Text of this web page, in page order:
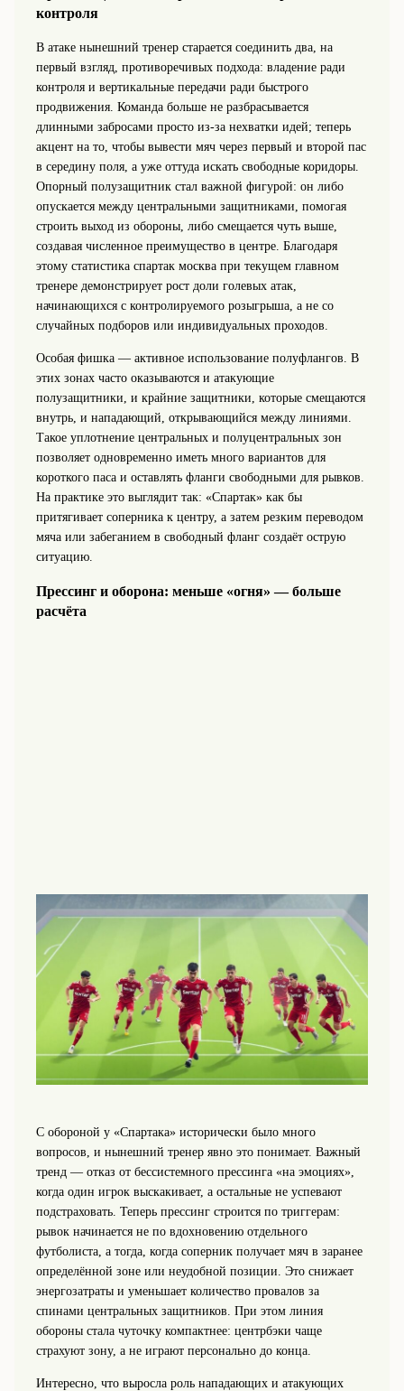
контроля
В атаке нынешний тренер старается соединить два, на
первый взгляд, противоречивых подхода: владение ради
контроля и вертикальные передачи ради быстрого
продвижения. Команда больше не разбрасывается
длинными забросами просто из‑за нехватки идей; теперь
акцент на то, чтобы вывести мяч через первый и второй пас
в середину поля, а уже оттуда искать свободные коридоры.
Опорный полузащитник стал важной фигурой: он либо
опускается между центральными защитниками, помогая
строить выход из обороны, либо смещается чуть выше,
создавая численное преимущество в центре. Благодаря
этому статистика спартак москва при текущем главном
тренере демонстрирует рост доли голевых атак,
начинающихся с контролируемого розыгрыша, а не со
случайных подборов или индивидуальных проходов.
Особая фишка — активное использование полуфлангов. В
этих зонах часто оказываются и атакующие
полузащитники, и крайние защитники, которые смещаются
внутрь, и нападающий, открывающийся между линиями.
Такое уплотнение центральных и полуцентральных зон
позволяет одновременно иметь много вариантов для
короткого паса и оставлять фланги свободными для рывков.
На практике это выглядит так: «Спартак» как бы
притягивает соперника к центру, а затем резким переводом
мяча или забеганием в свободный фланг создаёт острую
ситуацию.
Прессинг и оборона: меньше «огня» — больше
расчёта
С обороной у «Спартака» исторически было много
вопросов, и нынешний тренер явно это понимает. Важный
тренд — отказ от бессистемного прессинга «на эмоциях»,
когда один игрок выскакивает, а остальные не успевают
подстраховать. Теперь прессинг строится по триггерам:
рывок начинается не по вдохновению отдельного
футболиста, а тогда, когда соперник получает мяч в заранее
определённой зоне или неудобной позиции. Это снижает
энергозатраты и уменьшает количество провалов за
спинами центральных защитников. При этом линия
обороны стала чуточку компактнее: центрбэки чаще
страхуют зону, а не играют персонально до конца.
Интересно, что выросла роль нападающих и атакующих